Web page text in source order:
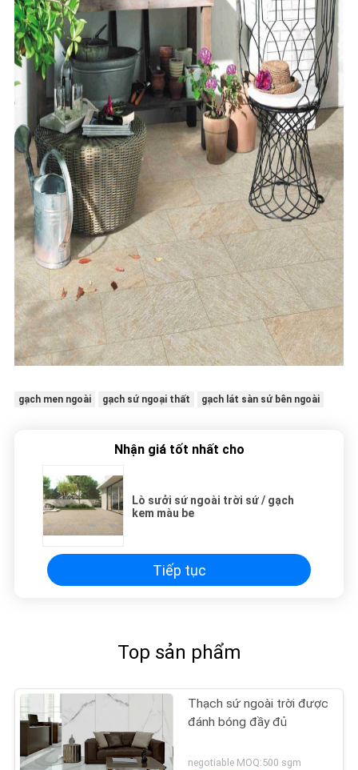
gạch men ngoài gạch sứ ngoại thất gạch lát sàn sứ bên ngoài
Nhận giá tốt nhất cho
Lò sưởi sứ ngoài trời sứ / gạch
kem màu be
Tiếp tục
Top sản phẩm
Thạch sứ ngoài trời được
đánh bóng đầy đủ
negotiable MOQ:500 sgm